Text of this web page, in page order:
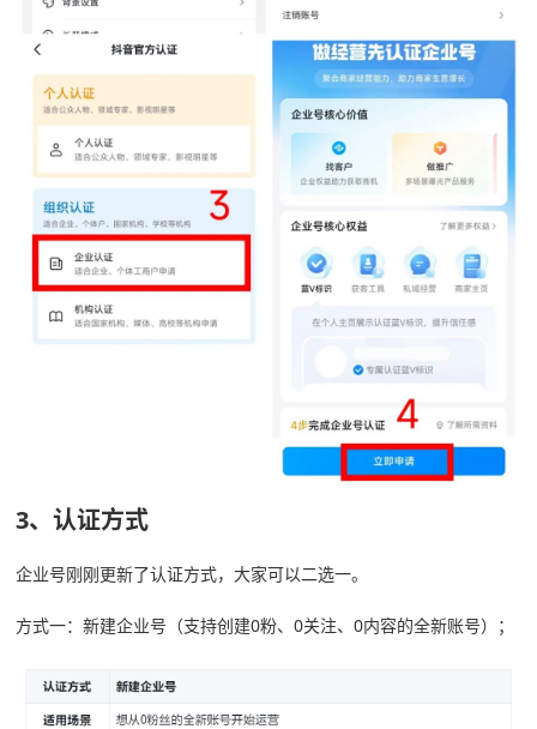
3、认证方式
企业号刚刚更新了认证方式，大家可以二选一。
方式一：新建企业号（支持创建0粉、0关注、0内容的全新账号）；